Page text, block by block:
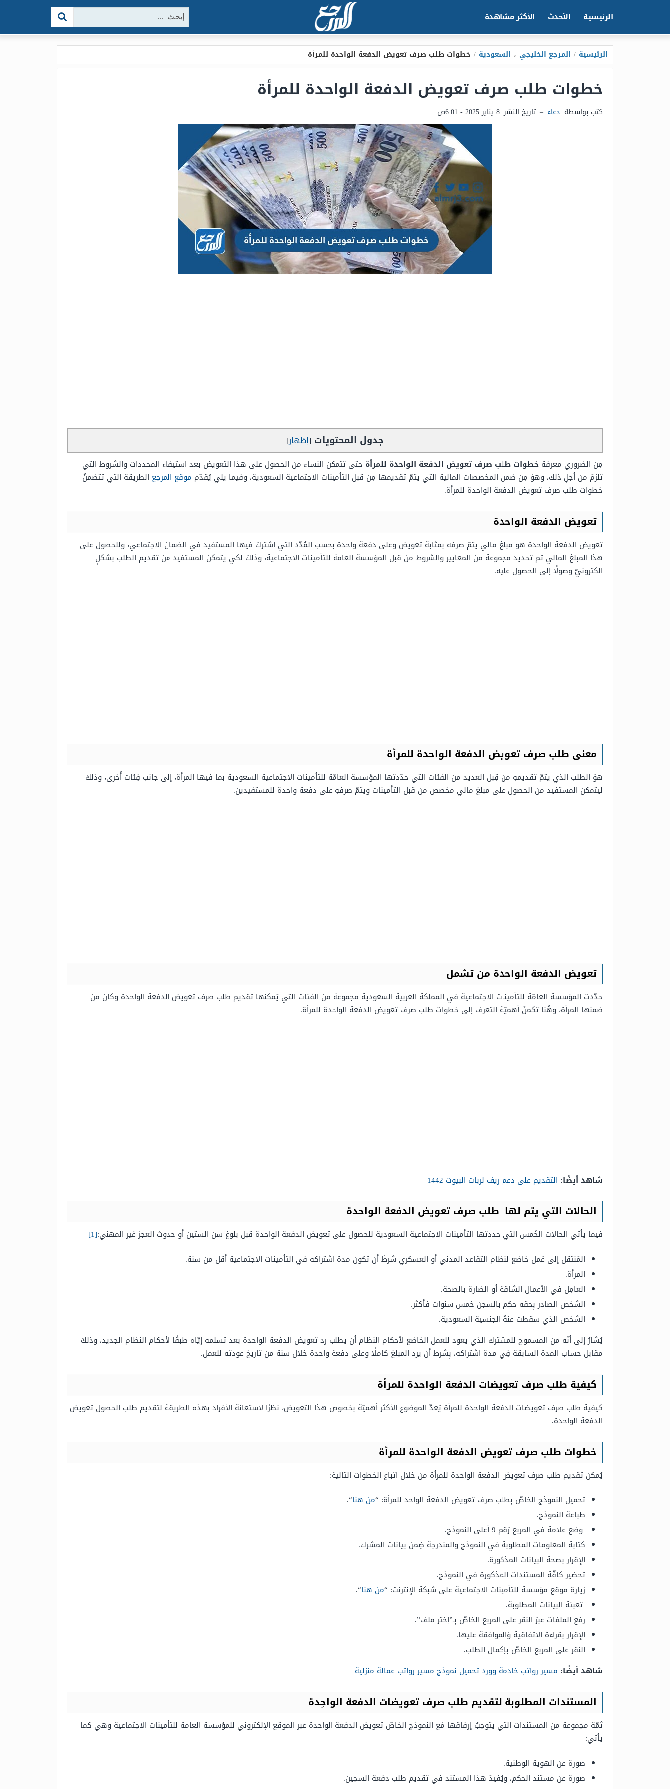
الرئيسية الأحدث الأكثر مشاهدة البحث:
الرئيسية / المرجع الخليجي ، السعودية / خطوات طلب صرف تعويض الدفعة الواحدة للمرأة
خطوات طلب صرف تعويض الدفعة الواحدة للمرأة
كتب بواسطة: دعاء – تاريخ النشر: 8 يناير 2025 - 6:01ص
جدول المحتويات [إظهار]
مِن الضروري معرفة خطوات طلب صرف تعويض الدفعة الواحدة للمرأة حتى تتمكن النساء من الحصول على هذا التعويض بعد استيفاء المحددات والشروط التي
تلزمُ من أجلِ ذلك، وهوَ مِن ضمن المخصصات المالية التي يتمّ تقديمها مِن قبل التأمينات الاجتماعية السعودية، وفيما يلي يُقدّم موقع المرجع الطريقة التي تتضمنُ
خطوات طلب صرف تعويض الدفعة الواحدة للمرأة.
تعويض الدفعة الواحدة
تعويض الدفعة الواحدة هو مبلغ مالي يتمّ صرفه بمثابة تعويض وعلى دفعة واحدة بحسب المُدّد التي اشتركَ فيها المستفيد في الضمان الاجتماعي، وللحصول على
هذا المبلغ المالي تم تحديد مجموعة من المعايير والشروط من قبل المؤسسة العامة للتأمينات الاجتماعية، وذلكَ لكي يتمكن المستفيد من تقديم الطلب بشكلٍ
الكترونيّ وصولًا إلى الحصول عليه.
معنى طلب صرف تعويض الدفعة الواحدة للمرأة
هوَ الطلب الذي يتمّ تقديمهِ من قِبل العديد من الفئات التي حدّدتها المؤسسة العامّة للتأمينات الاجتماعية السعودية بما فيها المرأة، إلى جانب فِئات أُخرى، وذلكَ
ليتمكن المستفيد من الحصول على مبلغ مالي مخصص من قبل التأمينات ويتمّ صرفهِ على دفعة واحدة للمستفيدين.
تعويض الدفعة الواحدة من تشمل
حدّدت المؤسسة العامّة للتأمينات الاجتماعية في المملكة العربية السعودية مجموعة من الفئات التي يُمكنها تقديم طلب صرف تعويض الدفعة الواحدة وكان من
ضمنها المرأة، وهُنا تكمنُ أهميّة التعرف إلى خطوات طلب صرف تعويض الدفعة الواحدة للمرأة.
شاهد أيضًا: التقديم على دعم ريف لربات البيوت 1442​
الحالات التي يتم لها طلب صرف تعويض الدفعة الواحدة
فيما يأتي الحالات الخَمس التي حددتها التأمينات الاجتماعية السعودية للحصول على تعويض الدفعة الواحدة قبل بلوغ سن الستين أو حدوث العجز غير المهني:[1]
المُنتقل إلى عَمل خاضع لنظام التقاعد المدني أو العسكري شرطَ أن تكون مدة اشتراكه في التأمينات الاجتماعية أقل من سنة.
المرأة.
العامِل في الأعمال الشاقة أو الضارة بالصحة.
الشخص الصادر بِحقه حكم بالسجن خمس سنوات فأكثر.
الشخص الذي سقطت عنهُ الجنسية السعودية.
يُشارُ إلى أنّه من المسموح للمشترك الذي يعود للعمل الخاضع لأحكام النظام أن يطلب رد تعويض الدفعة الواحدة بعد تسلمه إيّاه طبقًا لأحكام النظام الجديد، وذلكَ
مقابل حساب المدة السابقة فِي مدة اشتراكه، بِشرط أن يرد المبلغ كاملًا وعلى دفعة واحدة خلال سنة من تاريخ عودته للعمل.
كيفية طلب صرف تعويضات الدفعة الواحدة للمرأة
كيفية طلب صرف تعويضات الدفعة الواحدة للمرأة يُعدّ الموضوع الأكثر أهميّة بخصوص هذا التعويض، نظرًا لاستعانة الأفراد بهذه الطريقة لتقديم طلب الحصول تعويض
الدفعة الواحدة.
خطوات طلب صرف تعويض الدفعة الواحدة للمرأة
يُمكن تقديم طلب صرف تعويض الدفعة الواحدة للمرأة من خلال اتباع الخطوات التالية:
تحميل النموذج الخاصّ بِطلب صرف تعويض الدفعة الواحد للمرأة: “من هنا“.
طباعة النموذج.
وضع علامة في المربع رَقم 9 أعلى النموذج.
كتابة المعلومات المطلوبة في النموذج والمندرجة ضِمن بيانات المشرك.
الإقرار بصحة البيانات المذكورة.
تحضير كافّة المستندات المذكورة في النموذج.
زيارة موقع مؤسسة للتأمينات الاجتماعية على شبكة الإنترنت: “من هنا“.
تعبئة البيانات المطلوبة.
رفع الملفات عبرَ النقر على المربع الخاصّ بِـ”إختر ملف”.
الإقرار بقراءة الاتفاقية وَالموافقة عليها.
النقر على المربع الخاصّ بإكمال الطلب.
شاهد أيضًا: مسير رواتب خادمة وورد تحميل نموذج مسير رواتب عمالة منزلية
المستندات المطلوبة لتقديم طلب صرف تعويضات الدفعة الواحِدة
ثمّة مجموعة من المستندات التي يتوجبُ إرفاقها مَع النموذج الخاصّ تعويض الدفعة الواحدة عبر الموقع الإلكتروني للمؤسسة العامة للتأمينات الاجتماعية وهي كما
يأتي:
صورة عن الهوية الوطنية.
صورة عن مستند الحكم، ويُفيدُ هذا المستند في تقديم طلب دفعة السجين.